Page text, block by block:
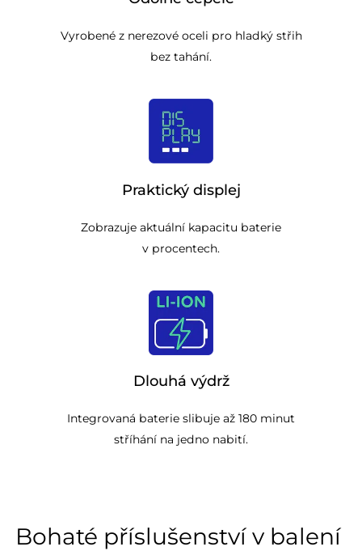
Vyrobené z nerezové oceli pro hladký střih
bez tahání.
Praktický displej
Zobrazuje aktuální kapacitu baterie
v procentech.
Dlouhá výdrž
Integrovaná baterie slibuje až 180 minut
stříhání na jedno nabití.
Bohaté příslušenství v balení